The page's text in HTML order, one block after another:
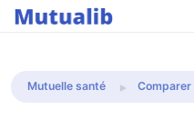
Mutuelle santé